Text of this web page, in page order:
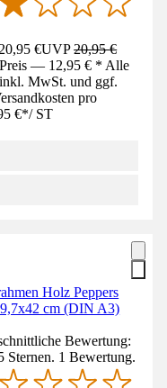
€UVP20,95 €
— 12,95 € * Alle
MwSt. und ggf.
pro
€*/ ST
Holz Peppers
cm (DIN A3)
Bewertung:
Sternen. 1 Bewertung.